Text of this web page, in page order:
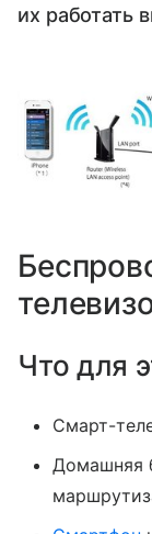
их работать
Что для
Смарт-
Домашняя